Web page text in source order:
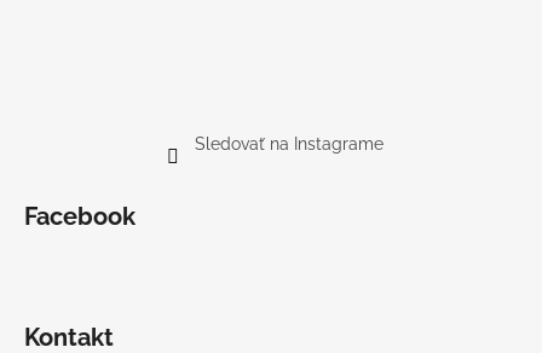
Sledovať na Instagrame
Facebook
Kontakt